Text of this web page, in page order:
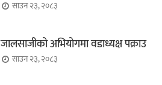
साउन २३, २०८३
जालसाजीको अभियोगमा वडाध्यक्ष पक्राउ
साउन २३, २०८३